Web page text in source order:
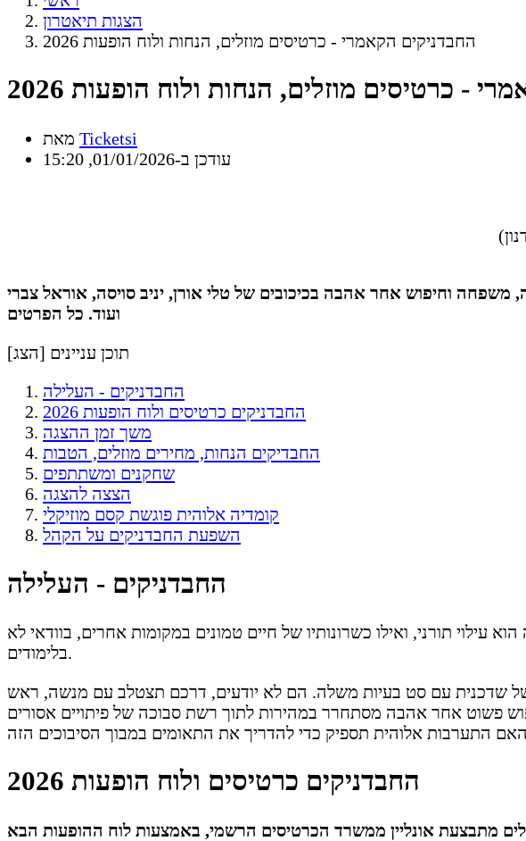
הצגות תיאטרון
החבדניקים הקאמרי - כרטיסים מוזלים, הנחות ולוח הופעות 2026
- כרטיסים מוזלים, הנחות ולוח הופעות 2026
Ticketsi
עודכן ב-01/01/2026, 15:20
וחיפוש אחר אהבה בכיכובים של טלי אורן, יניב סויסה, אוראל צברי
ועוד. כל הפרטים
תוכן עניינים [הצג]
החבדניקים - העלילה
החבדניקים כרטיסים ולוח הופעות 2026
משך זמן ההצגה
החבדיקים הנחות, מחירים מוזלים, הטבות
שחקנים ומשתתפים
הצצה להצגה
קומדיה אלוהית פוגשת קסם מוזיקלי
השפעת החבדניקים על הקהל
החבדניקים - העלילה
חב"ד עם אישיות מנוגדות. יהודה הוא עילוי תורני, ואילו כשרונותיו של חיים טמונים במקומות אחרים, בוודאי לא
בלימודים.
שדכנית עם סט בעיות משלה. הם לא יודעים, דרכם תצטלב עם מנשה, ראש
פשוט אחר אהבה מסתחרר במהירות לתוך רשת סבוכה של פיתויים אסורים
החבדניקים כרטיסים ולוח הופעות 2026